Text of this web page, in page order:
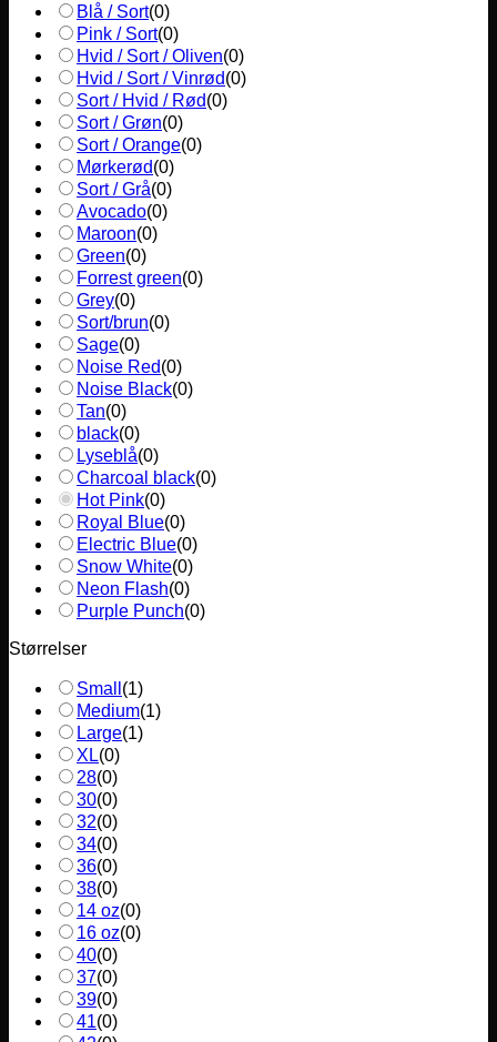
Blå / Sort(0)
Pink / Sort(0)
Hvid / Sort / Oliven(0)
Hvid / Sort / Vinrød(0)
Sort / Hvid / Rød(0)
Sort / Grøn(0)
Sort / Orange(0)
Mørkerød(0)
Sort / Grå(0)
Avocado(0)
Maroon(0)
Green(0)
Forrest green(0)
Grey(0)
Sort/brun(0)
Sage(0)
Noise Red(0)
Noise Black(0)
Tan(0)
black(0)
Lyseblå(0)
Charcoal black(0)
Hot Pink(0)
Royal Blue(0)
Electric Blue(0)
Snow White(0)
Neon Flash(0)
Purple Punch(0)
Størrelser
Small (1)
Medium(1)
Large(1)
XL(0)
28(0)
30(0)
32(0)
34(0)
36(0)
38(0)
14 oz(0)
16 oz(0)
40(0)
37(0)
39(0)
41(0)